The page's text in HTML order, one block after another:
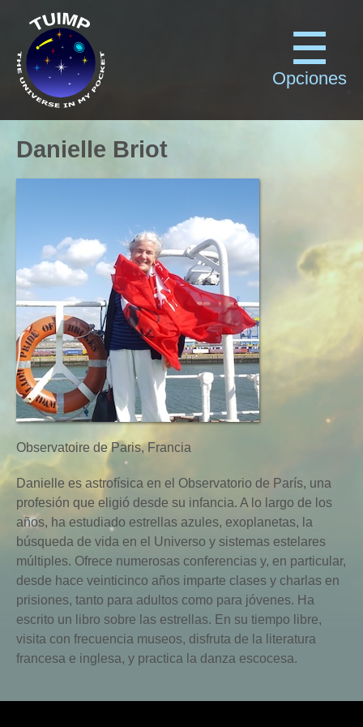
Opciones
Danielle Briot
Observatoire de Paris, Francia
Danielle es astrofísica en el Observatorio de París, una
profesión que eligió desde su infancia. A lo largo de los
años, ha estudiado estrellas azules, exoplanetas, la
búsqueda de vida en el Universo y sistemas estelares
múltiples. Ofrece numerosas conferencias y, en particular,
desde hace veinticinco años imparte clases y charlas en
prisiones, tanto para adultos como para jóvenes. Ha
escrito un libro sobre las estrellas. En su tiempo libre,
visita con frecuencia museos, disfruta de la literatura
francesa e inglesa, y practica la danza escocesa.